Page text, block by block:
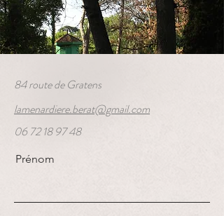
84 route de Gratens
lamenardiere.berat@gmail.com
06 72 18 97 48
Prénom